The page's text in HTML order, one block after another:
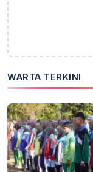
WARTA TERKINI